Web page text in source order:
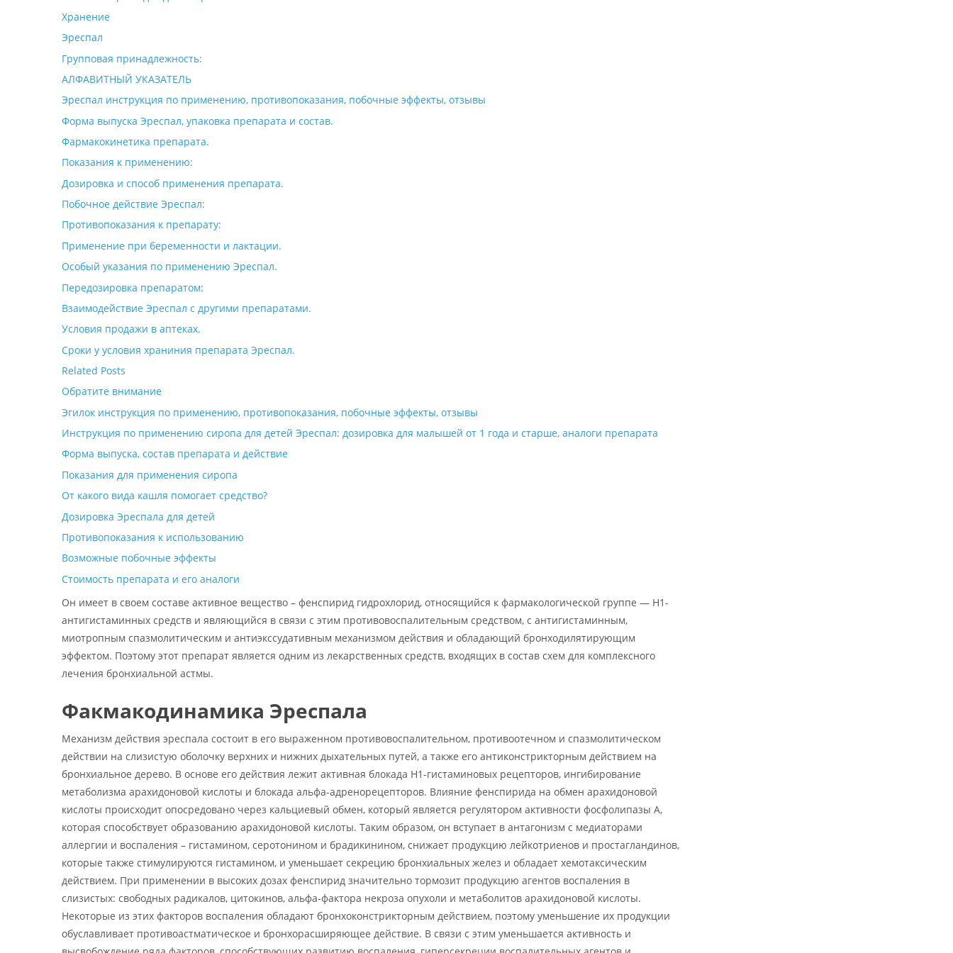
Хранение
Эреспал
Групповая принадлежность:
АЛФАВИТНЫЙ УКАЗАТЕЛЬ
Эреспал инструкция по применению, противопоказания, побочные эффекты, отзывы
Форма выпуска Эреспал, упаковка препарата и состав.
Фармакокинетика препарата.
Показания к применению:
Дозировка и способ применения препарата.
Побочное действие Эреспал:
Противопоказания к препарату:
Применение при беременности и лактации.
Особый указания по применению Эреспал.
Передозировка препаратом:
Взаимодействие Эреспал с другими препаратами.
Условия продажи в аптеках.
Сроки у условия храниния препарата Эреспал.
Related Posts
Обратите внимание
Эгилок инструкция по применению, противопоказания, побочные эффекты, отзывы
Инструкция по применению сиропа для детей Эреспал: дозировка для малышей от 1 года и старше, аналоги препарата
Форма выпуска, состав препарата и действие
Показания для применения сиропа
От какого вида кашля помогает средство?
Дозировка Эреспала для детей
Противопоказания к использованию
Возможные побочные эффекты
Стоимость препарата и его аналоги
Он имеет в своем составе активное вещество – фенспирид гидрохлорид, относящийся к фармакологической группе — Н1-
антигистаминных средств и являющийся в связи с этим противовоспалительным средством, с антигистаминным,
миотропным спазмолитическим и антиэкссудативным механизмом действия и обладающий бронходилятирующим
эффектом. Поэтому этот препарат является одним из лекарственных средств, входящих в состав схем для комплексного
лечения бронхиальной астмы.
Факмакодинамика Эреспала
Механизм действия эреспала состоит в его выраженном противовоспалительном, противоотечном и спазмолитическом
действии на слизистую оболочку верхних и нижних дыхательных путей, а также его антиконстрикторным действием на
бронхиальное дерево. В основе его действия лежит активная блокада Н1-гистаминовых рецепторов, ингибирование
метаболизма арахидоновой кислоты и блокада альфа-адренорецепторов. Влияние фенспирида на обмен арахидоновой
кислоты происходит опосредовано через кальциевый обмен, который является регулятором активности фосфолипазы А,
которая способствует образованию арахидоновой кислоты. Таким образом, он вступает в антагонизм с медиаторами
аллергии и воспаления – гистамином, серотонином и брадикинином, снижает продукцию лейкотриенов и простагландинов,
которые также стимулируются гистамином, и уменьшает секрецию бронхиальных желез и обладает хемотаксическим
действием. При применении в высоких дозах фенспирид значительно тормозит продукцию агентов воспаления в
слизистых: свободных радикалов, цитокинов, альфа-фактора некроза опухоли и метаболитов арахидоновой кислоты.
Некоторые из этих факторов воспаления обладают бронхоконстрикторным действием, поэтому уменьшение их продукции
обуславливает противоастматическое и бронхорасширяющее действие. В связи с этим уменьшается активность и